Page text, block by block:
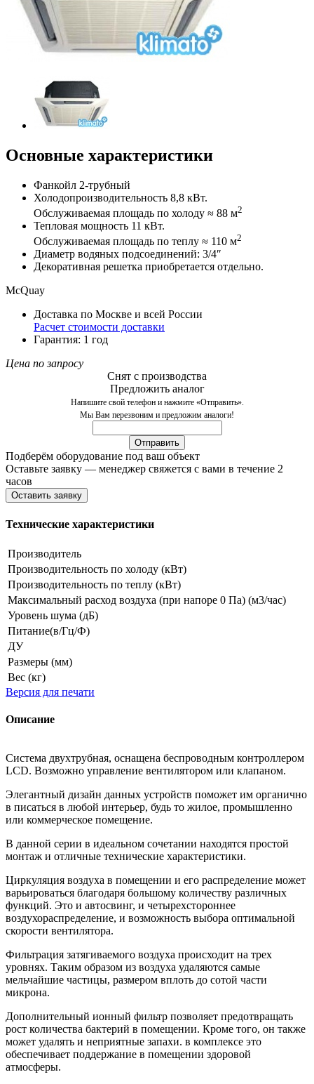
Основные характеристики
Фанкойл 2-трубный
Холодопроизводительность 8,8 кВт.
Обслуживаемая площадь по холоду ≈ 88 м2
Тепловая мощность 11 кВт.
Обслуживаемая площадь по теплу ≈ 110 м2
Диаметр водяных подсоединений: 3/4″
Декоративная решетка приобретается отдельно.
McQuay
Доставка по Москве и всей России
Расчет стоимости доставки
Гарантия: 1 год
Цена по запросу
Снят с производства
Предложить аналог
Напишите свой телефон и нажмите «Отправить».
Мы Вам перезвоним и предложим аналоги!
Подберём оборудование под ваш объект
Оставьте заявку — менеджер свяжется с вами в течение 2
часов
Оставить заявку
Технические характеристики
Производитель
Производительность по холоду (кВт)
Производительность по теплу (кВт)
Максимальный расход воздуха (при напоре 0 Па) (м3/час)
Уровень шума (дБ)
Питание(в/Гц/Ф)
ДУ
Размеры (мм)
Вес (кг)
Версия для печати
Описание
Система двухтрубная, оснащена беспроводным контроллером
LCD. Возможно управление вентилятором или клапаном.
Элегантный дизайн данных устройств поможет им органично
в писаться в любой интерьер, будь то жилое, промышленно
или коммерческое помещение.
В данной серии в идеальном сочетании находятся простой
монтаж и отличные технические характеристики.
Циркуляция воздуха в помещении и его распределение может
варьироваться благодаря большому количеству различных
функций. Это и автосвинг, и четырехстороннее
воздухораспределение, и возможность выбора оптимальной
скорости вентилятора.
Фильтрация затягиваемого воздуха происходит на трех
уровнях. Таким образом из воздуха удаляются самые
мельчайшие частицы, размером вплоть до сотой части
микрона.
Дополнительный ионный фильтр позволяет предотвращать
рост количества бактерий в помещении. Кроме того, он также
может удалять и неприятные запахи. в комплексе это
обеспечивает поддержание в помещении здоровой
атмосферы.